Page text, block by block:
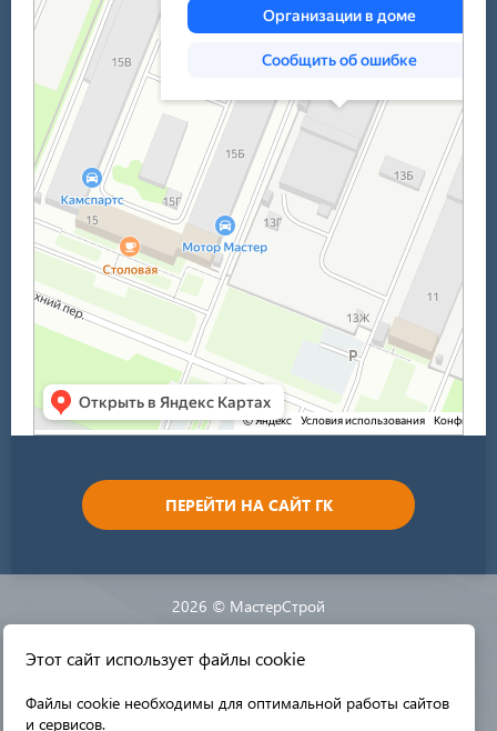
ПЕРЕЙТИ НА САЙТ ГК
2026 © МастерСтрой
Разработка сайта:
Этот сайт использует файлы cookie
Файлы cookie необходимы для оптимальной работы сайтов
и сервисов.